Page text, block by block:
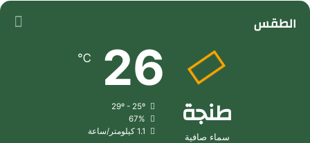
الطقس
طنجة
سماء صافية
26
℃
29º - 25º
67%
1.1 كيلومتر/ساعة